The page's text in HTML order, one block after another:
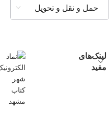
حمل و نقل و تحویل
لینک‌های
مفید